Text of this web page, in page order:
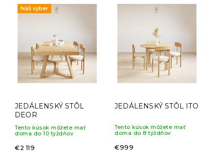
Najpredávanejšie
Abecedne
Náš výber
JEDÁLENSKÝ STÔL
DEOR
Tento kúsok môžete mať
doma do 10 týždňov
€2 119
JEDÁLENSKÝ STÔL ITO
Tento kúsok môžete mať
doma do 8 týždňov
€999